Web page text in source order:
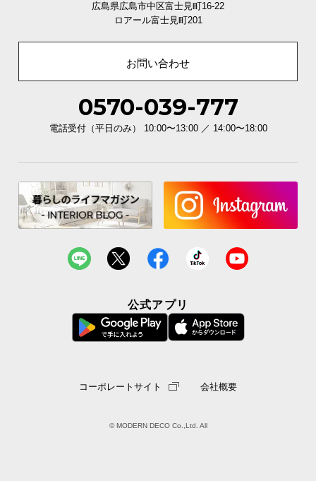
広島県広島市中区富士見町16-22
ロアール富士見町201
お問い合わせ
0570-039-777
電話受付（平日のみ） 10:00〜13:00 ／ 14:00〜18:00
公式アプリ
コーポレートサイト 会社概要
© MODERN DECO Co.,Ltd. All